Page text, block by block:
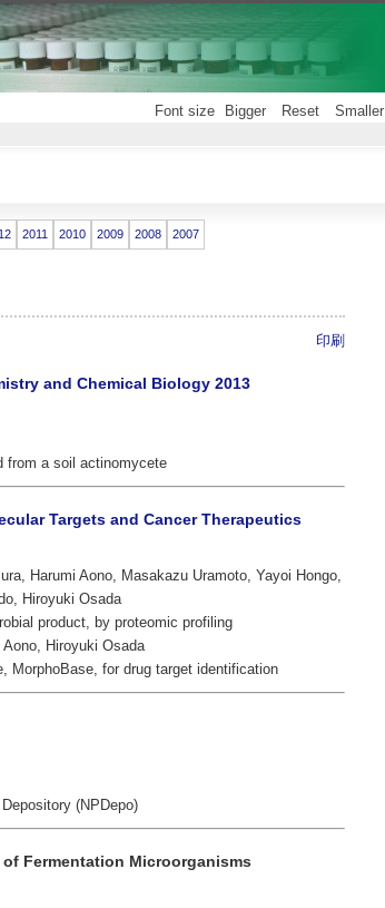
Font size Bigger Reset Smaller
2011 2010 2009 2008 2007
印刷
and Chemical Biology 2013
from a soil actinomycete
Targets and Cancer Therapeutics
Harumi Aono, Masakazu Uramoto, Yayoi Hongo,
Hiroyuki Osada
product, by proteomic profiling
Hiroyuki Osada
MorphoBase, for drug target identification
(NPDepo)
Fermentation Microorganisms